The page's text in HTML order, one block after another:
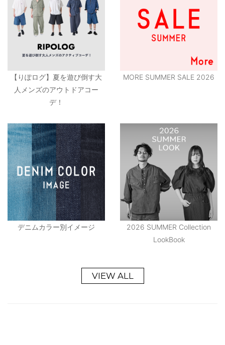
【りぽログ】夏を遊び倒す大
人メンズのアウトドアコー
デ！
MORE SUMMER SALE 2026
デニムカラー別イメージ
2026 SUMMER Collection
LookBook
VIEW ALL